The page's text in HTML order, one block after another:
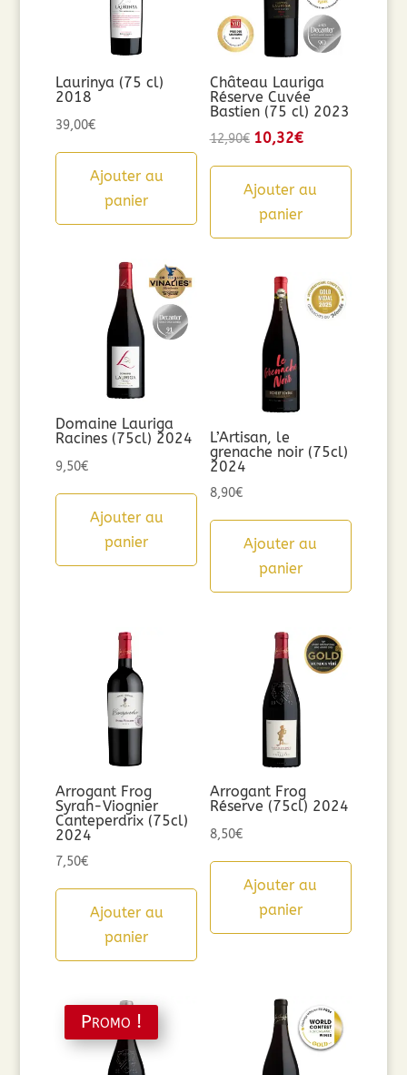
Laurinya (75 cl)
2018
39,00€
Ajouter au
panier
Château Lauriga
Réserve Cuvée
Bastien (75 cl) 2023
12,90€ Le
initial
était :
10,32€Le
actuel
est :
Ajouter au
panier
Domaine Lauriga
Racines (75cl) 2024
9,50€
Ajouter au
panier
L’Artisan, le
grenache noir (75cl)
2024
8,90€
Ajouter au
panier
Arrogant Frog
Syrah-Viognier
Canteperdrix (75cl)
2024
7,50€
Ajouter au
panier
Arrogant Frog
Réserve (75cl) 2024
8,50€
Ajouter au
panier
Promo !